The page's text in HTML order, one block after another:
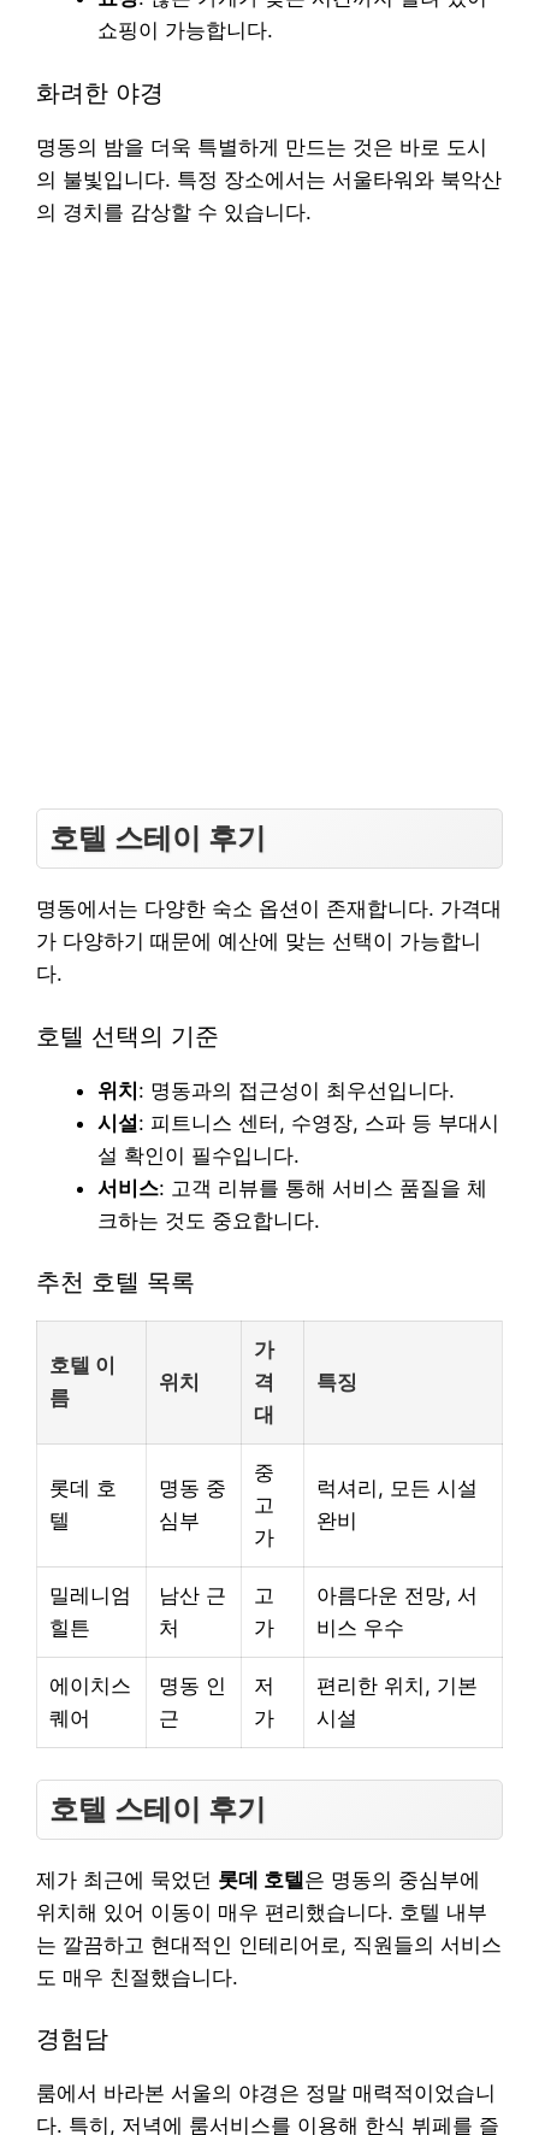
쇼핑이 가능합니다.
화려한 야경
명동의 밤을 더욱 특별하게 만드는 것은 바로 도시
의 불빛입니다. 특정 장소에서는 서울타워와 북악산
의 경치를 감상할 수 있습니다.
호텔 스테이 후기
명동에서는 다양한 숙소 옵션이 존재합니다. 가격대
가 다양하기 때문에 예산에 맞는 선택이 가능합니
다.
호텔 선택의 기준
위치: 명동과의 접근성이 최우선입니다.
시설: 피트니스 센터, 수영장, 스파 등 부대시
설 확인이 필수입니다.
서비스: 고객 리뷰를 통해 서비스 품질을 체
크하는 것도 중요합니다.
추천 호텔 목록
호텔 이
름
위치
가
격
대
특징
롯데 호
텔
명동 중
심부
중
고
가
럭셔리, 모든 시설
완비
밀레니엄
힐튼
남산 근
처
고
가
아름다운 전망, 서
비스 우수
에이치스
퀘어
명동 인
근
저
가
편리한 위치, 기본
시설
호텔 스테이 후기
제가 최근에 묵었던 롯데 호텔은 명동의 중심부에
위치해 있어 이동이 매우 편리했습니다. 호텔 내부
는 깔끔하고 현대적인 인테리어로, 직원들의 서비스
도 매우 친절했습니다.
경험담
룸에서 바라본 서울의 야경은 정말 매력적이었습니
다. 특히, 저녁에 룸서비스를 이용해 한식 뷔페를 즐